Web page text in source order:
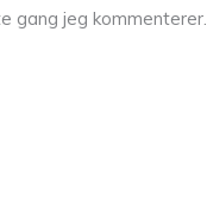
gang jeg kommenterer.